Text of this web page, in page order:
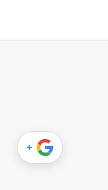
+